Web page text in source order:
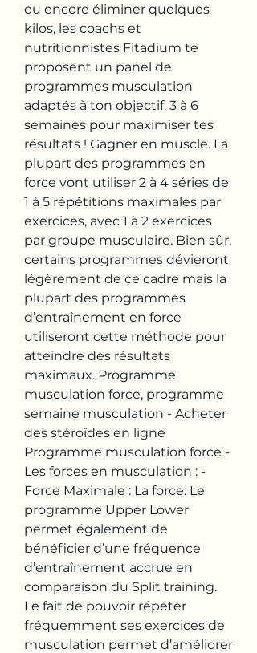
ou encore éliminer quelques
kilos, les coachs et
nutritionnistes Fitadium te
proposent un panel de
programmes musculation
adaptés à ton objectif. 3 à 6
semaines pour maximiser tes
résultats ! Gagner en muscle. La
plupart des programmes en
force vont utiliser 2 à 4 séries de
1 à 5 répétitions maximales par
exercices, avec 1 à 2 exercices
par groupe musculaire. Bien sûr,
certains programmes dévieront
légèrement de ce cadre mais la
plupart des programmes
d’entraînement en force
utiliseront cette méthode pour
atteindre des résultats
maximaux. Programme
musculation force, programme
semaine musculation - Acheter
des stéroïdes en ligne
Programme musculation force -
Les forces en musculation : -
Force Maximale : La force. Le
programme Upper Lower
permet également de
bénéficier d’une fréquence
d’entraînement accrue en
comparaison du Split training.
Le fait de pouvoir répéter
fréquemment ses exercices de
musculation permet d’améliorer